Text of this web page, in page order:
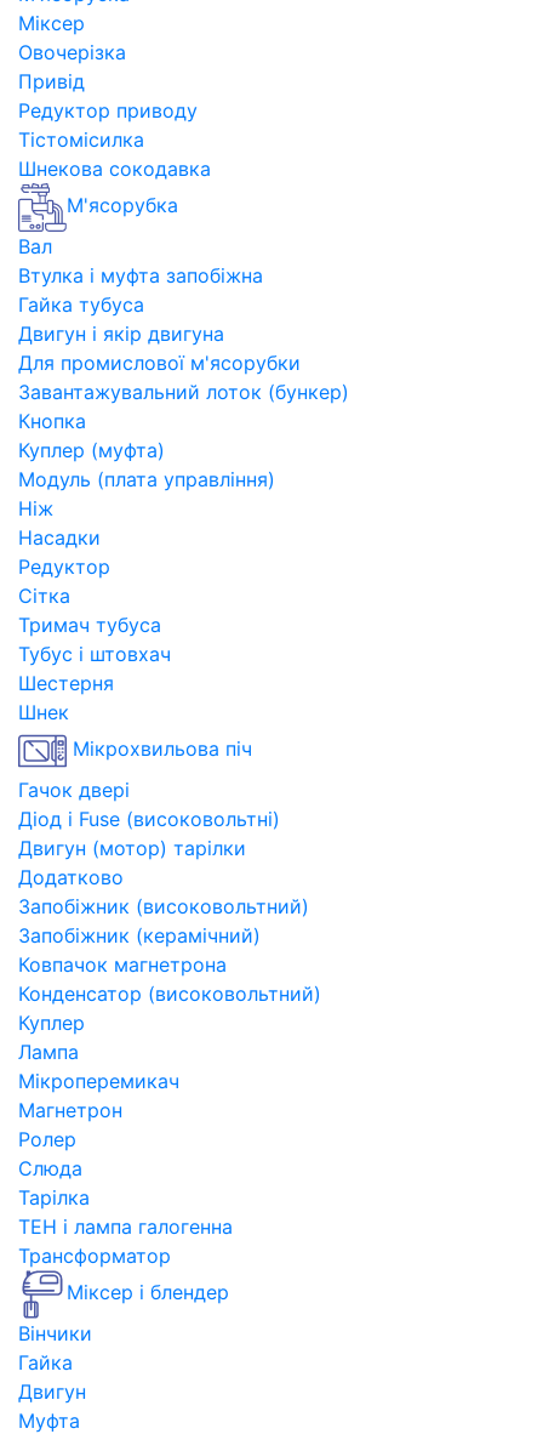
Міксер
Овочерізка
Привід
Редуктор приводу
Тістомісилка
Шнекова сокодавка
М'ясорубка
Вал
Втулка і муфта запобіжна
Гайка тубуса
Двигун і якір двигуна
Для промислової м'ясорубки
Завантажувальний лоток (бункер)
Кнопка
Куплер (муфта)
Модуль (плата управління)
Ніж
Насадки
Редуктор
Сітка
Тримач тубуса
Тубус і штовхач
Шестерня
Шнек
Мікрохвильова піч
Гачок двері
Діод і Fuse (високовольтні)
Двигун (мотор) тарілки
Додатково
Запобіжник (високовольтний)
Запобіжник (керамічний)
Ковпачок магнетрона
Конденсатор (високовольтний)
Куплер
Лампа
Мікроперемикач
Магнетрон
Ролер
Слюда
Тарілка
ТЕН і лампа галогенна
Трансформатор
Міксер і блендер
Вінчики
Гайка
Двигун
Муфта